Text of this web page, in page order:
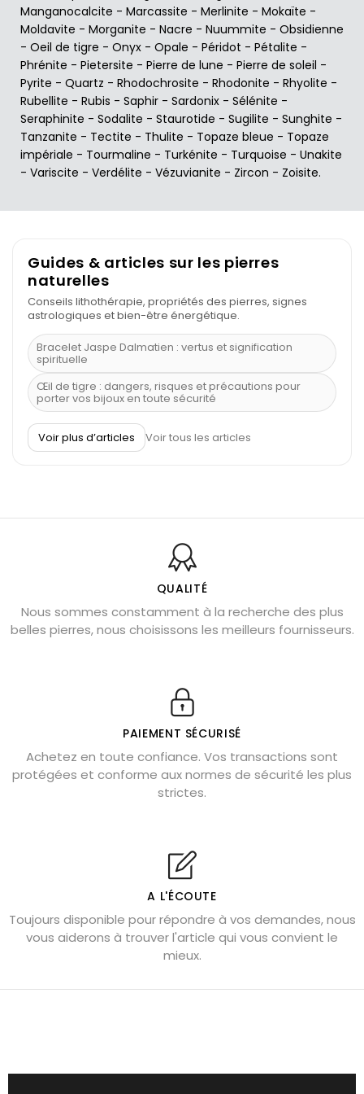
Manganocalcite - Marcassite - Merlinite - Mokaïte -
Moldavite - Morganite - Nacre - Nuummite - Obsidienne
- Oeil de tigre - Onyx - Opale - Péridot - Pétalite -
Phrénite - Pietersite - Pierre de lune - Pierre de soleil -
Pyrite - Quartz - Rhodochrosite - Rhodonite - Rhyolite -
Rubellite - Rubis - Saphir - Sardonix - Sélénite -
Seraphinite - Sodalite - Staurotide - Sugilite - Sunghite -
Tanzanite - Tectite - Thulite - Topaze bleue - Topaze
impériale - Tourmaline - Turkénite - Turquoise - Unakite
- Variscite - Verdélite - Vézuvianite - Zircon - Zoisite.
Guides & articles sur les pierres
naturelles
Conseils lithothérapie, propriétés des pierres, signes
astrologiques et bien-être énergétique.
Bracelet Jaspe Dalmatien : vertus et signification
spirituelle
Œil de tigre : dangers, risques et précautions pour
porter vos bijoux en toute sécurité
À quel poignet porter un bracelet de pierre
Découvrez le scorpion et ses pierres
Bienfaits de la sélénite – pierre des anges
L’améthyste est-elle faite pour moi ?
Chrysocolle : pierre apaisante
Obsidienne dorée : vertus et signification
Véritable citrine naturelle non chauffée
Où placer la citrine dans la maison
Cornaline : propriétés magiques
Capricorne : quelles pierres choisir
Shungite : purification et protection
Bagues en labradorite argent 925
Lapis lazuli : propriétés et précautions
Citrine : propriétés magiques
Aigue-marine : propriétés et couleurs
Voir plus d’articles Voir tous les articles
QUALITÉ
Nous sommes constamment à la recherche des plus
belles pierres, nous choisissons les meilleurs fournisseurs.
PAIEMENT SÉCURISÉ
Achetez en toute confiance. Vos transactions sont
protégées et conforme aux normes de sécurité les plus
strictes.
A L'ÉCOUTE
Toujours disponible pour répondre à vos demandes, nous
vous aiderons à trouver l'article qui vous convient le
mieux.